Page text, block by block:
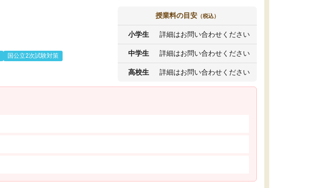
国公立2次試験対策
授業料の目安 （税込）
小学生 詳細はお問い合わせください
中学生 詳細はお問い合わせください
高校生 詳細はお問い合わせください